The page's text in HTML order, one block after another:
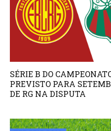
SÉRIE B DO
PREVISTO PARA
DE RG NA DISPUTA